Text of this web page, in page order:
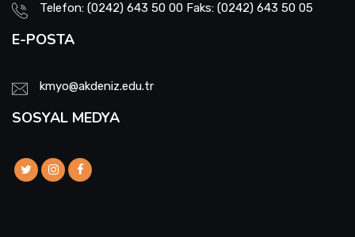
Telefon: (0242) 643 50 00 Faks: (0242) 643 50 05
E-POSTA
kmyo@akdeniz.edu.tr
SOSYAL MEDYA